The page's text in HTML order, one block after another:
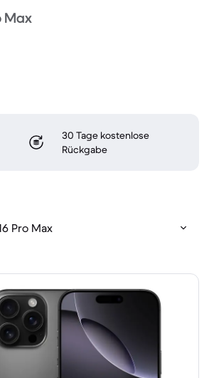
Max
30 Tage kostenlose
Rückgabe
Pro Max